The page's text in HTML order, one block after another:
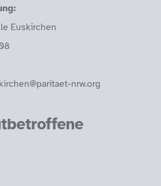
Euskirchen
nrw.org